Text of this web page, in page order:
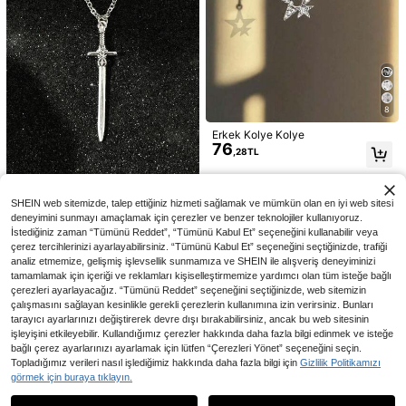
akı Hediyesi
En Çok Satanlar Glint Co
Unisex Paslanmaz Çelik Düz Köprü
cük Kemiği Kolyesi, Hem Erkekler H
em Kadınlar İçin Uygun, Yılan Kemi
ği Kolye, Uzatma Zincirli Hip-Hop T
arzı Çift Kolyesi
81,22TL -1%
1 Adet Kişiselleştirilmiş Harf Kolye P
aslanmaz Çelik Kolye, Erkekler İçin
Moda Hediyesi, Günlük Kullanıma U
88,35TL
72,44TL
Benzer stokta olan ürünleri göster
Vintage Gotik Tarzı Avrupa ve Amer
ikan Erkek Minimalist Haç Kılıç Kol
ye, INS Yaratıcı Hip-Hop Punk Geo
metrik Köprücük Kemiği Zinciri, Pas
lanmaz Çelik Kolye Kadın ve Erkekl
er İçin
18 kaldı
62,01TL
8
Erkek Kolye Kolye
76 ,28TL
SHEIN web sitemizde, talep ettiğiniz hizmeti sağlamak ve mümkün olan en iyi web sitesi
deneyimini sunmayı amaçlamak için çerezler ve benzer teknolojiler kullanıyoruz.
İstediğiniz zaman “Tümünü Reddet”, “Tümünü Kabul Et” seçeneğini kullanabilir veya
çerez tercihlerinizi ayarlayabilirsiniz. “Tümünü Kabul Et” seçeneğini seçtiğinizde, trafiği
analiz etmemize, gelişmiş işlevsellik sunmamıza ve SHEIN ile alışveriş deneyiminizi
tamamlamak için içeriği ve reklamları kişiselleştirmemize yardımcı olan tüm isteğe bağlı
çerezleri ayarlayacağız. “Tümünü Reddet” seçeneğini seçtiğinizde, web sitemizin
çalışmasını sağlayan kesinlikle gerekli çerezlerin kullanımına izin verirsiniz. Bunları
tarayıcı ayarlarınızı değiştirerek devre dışı bırakabilirsiniz, ancak bu web sitesinin
işleyişini etkileyebilir. Kullandığımız çerezler hakkında daha fazla bilgi edinmek ve isteğe
bağlı çerez ayarlarınızı ayarlamak için lütfen “Çerezleri Yönet” seçeneğini seçin.
Topladığımız verileri nasıl işlediğimiz hakkında daha fazla bilgi için Gizlilik Politikamızı
görmek için buraya tıklayın.